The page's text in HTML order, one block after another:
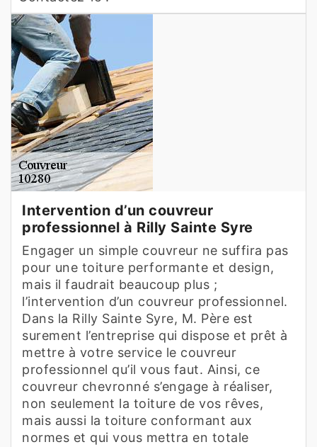
Intervention d’un couvreur
professionnel à Rilly Sainte Syre
Engager un simple couvreur ne suffira pas
pour une toiture performante et design,
mais il faudrait beaucoup plus ;
l’intervention d’un couvreur professionnel.
Dans la Rilly Sainte Syre, M. Père est
surement l’entreprise qui dispose et prêt à
mettre à votre service le couvreur
professionnel qu’il vous faut. Ainsi, ce
couvreur chevronné s’engage à réaliser,
non seulement la toiture de vos rêves,
mais aussi la toiture conformant aux
normes et qui vous mettra en totale